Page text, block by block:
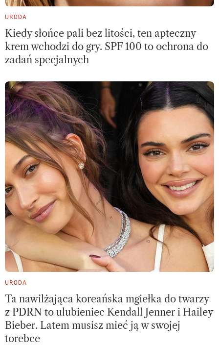
URODA
Kiedy słońce pali bez litości, ten apteczny
krem wchodzi do gry. SPF 100 to ochrona do
zadań specjalnych
URODA
Ta nawilżająca koreańska mgiełka do twarzy
z PDRN to ulubieniec Kendall Jenner i Hailey
Bieber. Latem musisz mieć ją w swojej
torebce